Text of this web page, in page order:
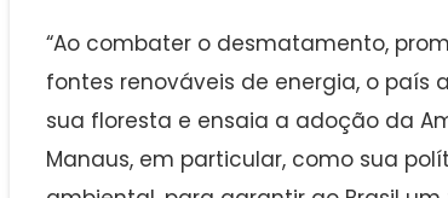
“Ao combater o desmatamento,
fontes renováveis de energia, o
sua floresta e ensaia a adoção da
Manaus, em particular, como sua